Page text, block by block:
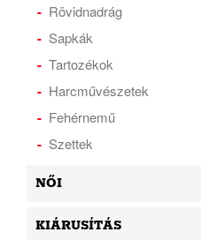
Rövidnadrág
Sapkák
Tartozékok
Harcművészetek
Fehérnemű
Szettek
NŐI
KIÁRUSÍTÁS